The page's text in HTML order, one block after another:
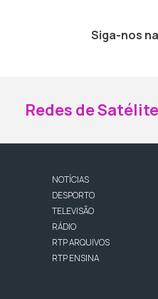
Siga-nos
Redes de
NOTÍCIAS
DESPORTO
TELEVISÃO
RÁDIO
RTP ARQUIVOS
RTP ENSINA